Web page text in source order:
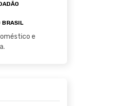
BRASIL
e